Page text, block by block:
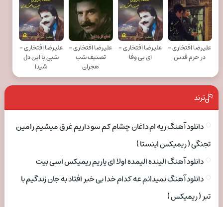
علیرضا افتخاری -
در حرم قدس
علیرضا افتخاری -
ای بی وفا
علیرضا افتخاری -
تصنیف شب
هجران
علیرضا افتخاری -
شبی با این دل
شیدا
ترند
دانلود آهنگ ریه ام داغان چشام کم سو داریم غرق میشیم رامین
تجنگی ( ریمیکس اینستا )
دانلود آهنگ الینده الیمده اولا ای یاریم ریمیکس اسی بیت
دانلود آهنگ نمیدانم عه کدام خدا بی خبر افتاد به جان زندگیم با
تبر ( ریمیکس )